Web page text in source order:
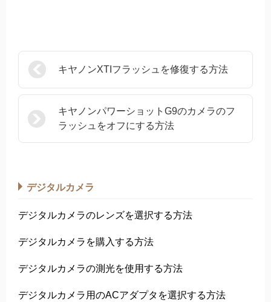
キヤノンXTIフラッシュを修復する方法
キヤノンパワーショットG9のカメラのフ
ラッシュをオフにする方法
デジタルカメラ
デジタルカメラのレンズを選択する方法
デジタルカメラを購入する方法
デジタルカメラの測光を使用する方法
デジタルカメラ用のACアダプタを選択する方法